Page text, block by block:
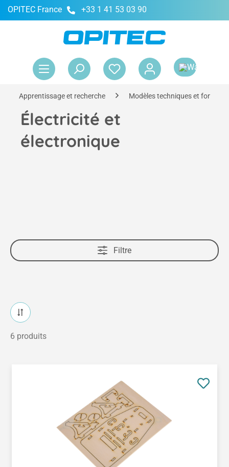
principal
OPITEC France +33 1 41 53 03 90
Apprentissage et recherche Modèles techniques et
Électricité et
électronique
Filtre
6 produits